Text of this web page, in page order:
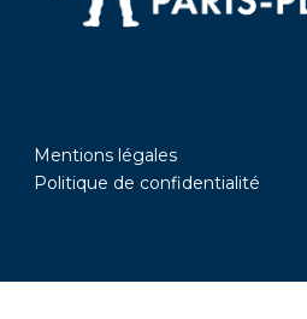
Mentions légales
Politique de confidentialité